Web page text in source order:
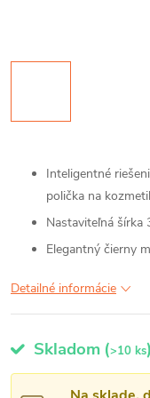
Inteligentné
polička na
Nastaviteľná šírka
Elegantný čierny
Detailné informácie
Skladom (>10 ks)